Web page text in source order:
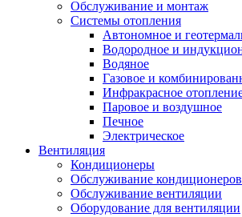
Обслуживание и монтаж
Системы отопления
Автономное и
Водородное и
Водяное
Газовое и
Инфракрасное
Паровое и воздушное
Печное
Электрическое
Вентиляция
Кондиционеры
Обслуживание кондиционеров
Обслуживание вентиляции
Оборудование для вентиляции